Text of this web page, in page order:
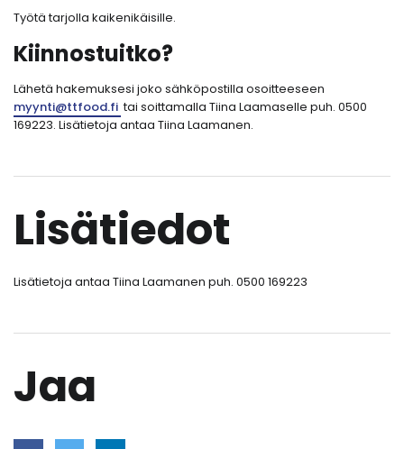
Työtä tarjolla kaikenikäisille.
Kiinnostuitko?
Lähetä hakemuksesi joko sähköpostilla osoitteeseen
myynti@ttfood.fi tai soittamalla Tiina Laamaselle puh. 0500
169223. Lisätietoja antaa Tiina Laamanen.
Lisätiedot
Lisätietoja antaa Tiina Laamanen puh. 0500 169223
Jaa